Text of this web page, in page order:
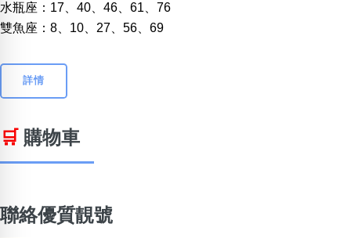
水瓶座：17、40、46、61、76
雙魚座：8、10、27、56、69
詳情
🛒 購物車
聯絡優質靚號